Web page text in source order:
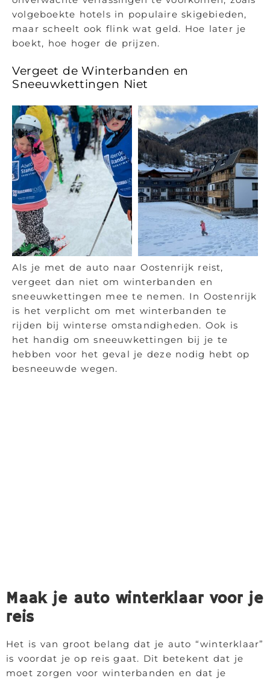
volgeboekte hotels in populaire skigebieden,
maar scheelt ook flink wat geld. Hoe later je
boekt, hoe hoger de prijzen.
Vergeet de Winterbanden en
Sneeuwkettingen Niet
Als je met de auto naar Oostenrijk reist,
vergeet dan niet om winterbanden en
sneeuwkettingen mee te nemen. In Oostenrijk
is het verplicht om met winterbanden te
rijden bij winterse omstandigheden. Ook is
het handig om sneeuwkettingen bij je te
hebben voor het geval je deze nodig hebt op
besneeuwde wegen.
Maak je auto winterklaar voor je
reis
Het is van groot belang dat je auto “winterklaar”
is voordat je op reis gaat. Dit betekent dat je
moet zorgen voor winterbanden en dat je